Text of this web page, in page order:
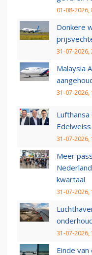
01-08-2026,
Donkere
31-07-2026,
Malaysia
31-07-2026,
Lufthansa
31-07-2026,
Meer
kwartaal
31-07-2026,
31-07-2026,
Einde